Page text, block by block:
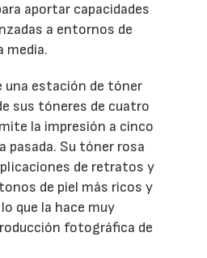
aportar capacidades
a entornos de
media.
una estación de tóner
sus tóneres de cuatro
la impresión a cinco
pasada. Su tóner rosa
de retratos y
de piel más ricos y
que la hace muy
fotográfica de